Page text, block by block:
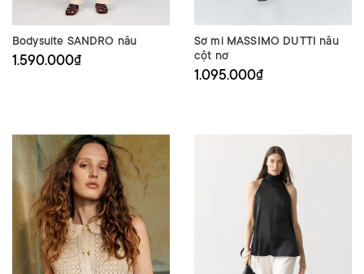
Bodysuite SANDRO nâu
1.590.000₫
Sơ mi MASSIMO DUTTI nâu
cột nơ
1.095.000₫